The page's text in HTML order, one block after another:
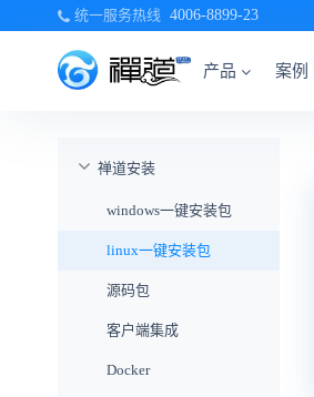
统一服务热线 4006-8899-23
产品 案例
禅道安装
windows一键安装包
linux一键安装包
源码包
客户端集成
Docker